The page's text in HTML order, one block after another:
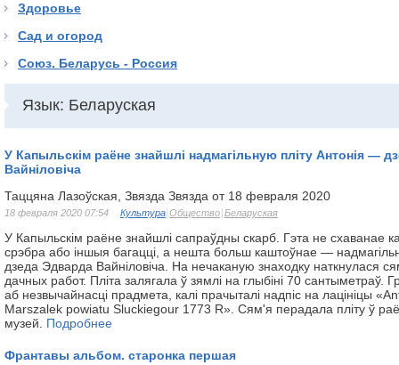
Здоровье
Сад и огород
Союз. Беларусь - Россия
Язык: Беларуская
У Капыльскім раёне знайшлі надмагільную пліту Антонія —
Вайніловіча
Таццяна Лазоўская, Звязда Звязда от 18 февраля 2020
18 февраля 2020 07:54 Культура Общество Беларуская
У Капыльскім раёне знайшлі сапраўдны скарб. Гэта не схаванае
срэбра або іншыя багацці, а нешта больш каштоўнае —
дзеда Эдварда Вайніловіча. На нечаканую знаходку наткнулася
дачных работ. Пліта залягала ў зямлі на глыбіні 70 сантыметраў.
аб незвычайнасці прадмета, калі прачыталі надпіс на лацініцы
Mаrszаlеk роwіаtu Sluсkіеgоur 1773 R». Сям'я перадала пліту ў
музей. Подробнее
Франтавы альбом. старонка першая